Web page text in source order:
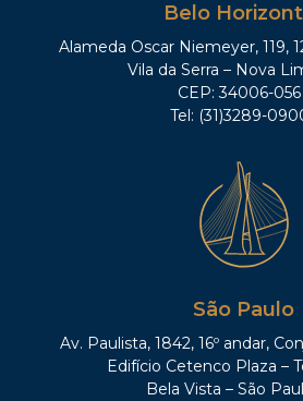
Belo
Alameda Oscar Niemeyer, 119,
Vila da Serra – Nova
CEP: 34006-056
Tel: (31)3289-
São Paulo
Av. Paulista, 1842, 16º andar,
Edifício Cetenco Plaza –
Bela Vista – São